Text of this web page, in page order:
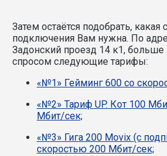
Затем остаётся подобрать, какая
подключения Вам нужна. По
Задонский проезд 14 к1, больше
спросом следующие тарифы:
«№1» Гейминг 600 со
«№2» Тариф UP. Кот 100
Мбит/сек;
«№3» Гига 200 Movix (с
скоростью 200 Мбит/сек;